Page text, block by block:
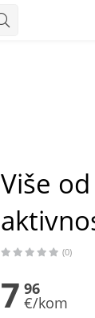
Više
(0)
7 96
€/kom